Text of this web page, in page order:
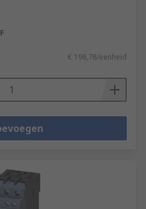
€ 198,78/eenheid